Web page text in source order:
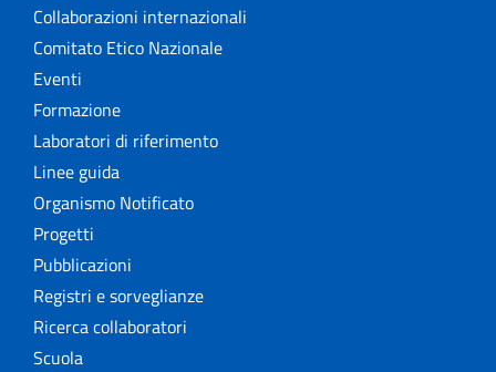
Collaborazioni internazionali
Comitato Etico Nazionale
Eventi
Formazione
Laboratori di riferimento
Linee guida
Organismo Notificato
Progetti
Pubblicazioni
Registri e sorveglianze
Ricerca collaboratori
Scuola